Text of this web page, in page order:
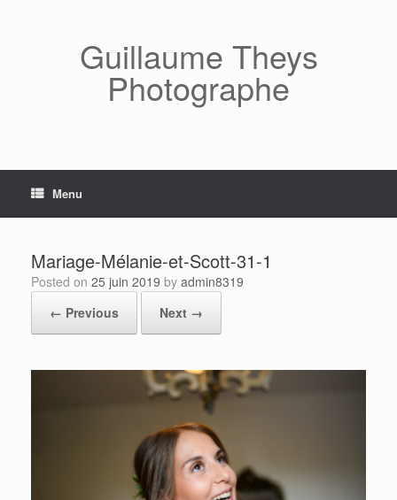
Guillaume Theys
Photographe
Menu
Mariage-Mélanie-et-Scott-31-1
Posted on 25 juin 2019 by admin8319
← Previous
Next →